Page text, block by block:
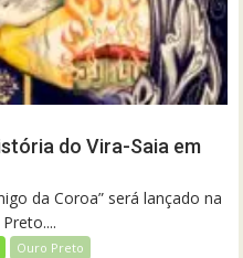
do Vira-Saia em
da Coroa” será lançado na
Ouro Preto